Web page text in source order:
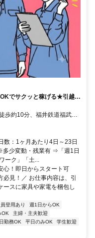
OKでサクッと稼げる★引越バ
歩約10分、福井鉄道福武線
線 水落徒歩約17分 北鯖江
落駅より車で6分
数：1ヶ月あたり4日～23日
少変動・残業有 ⇒「週1日
ーク」「土...
心！即日からスタート可
見！／ お仕事内容は、引
ースに家具や家電を梱包し
登用あり
週1日からOK
OK
主婦・主夫歓迎
勤務OK 平日のみOK
学生歓迎